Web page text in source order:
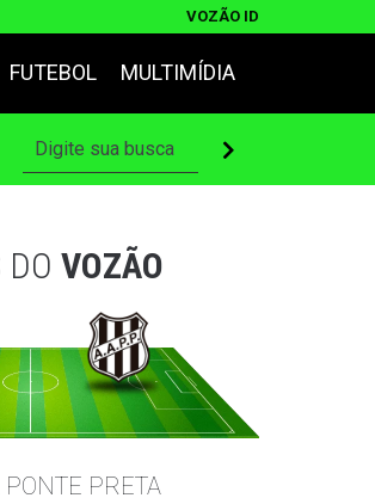
VOZÃO ID
FUTEBOL MULTIMÍDIA
DO VOZÃO
PONTE PRETA